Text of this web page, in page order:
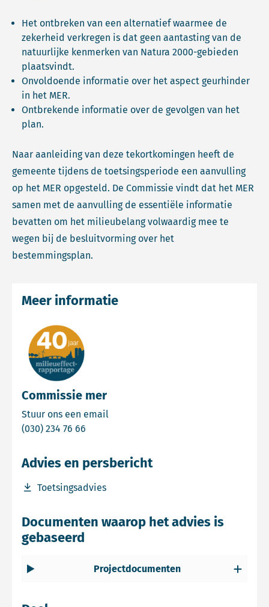
Het ontbreken van een alternatief waarmee de
zekerheid verkregen is dat geen aantasting van de
natuurlijke kenmerken van Natura 2000-gebieden
plaatsvindt.
Onvoldoende informatie over het aspect geurhinder
in het MER.
Ontbrekende informatie over de gevolgen van het
plan.
Naar aanleiding van deze tekortkomingen heeft de
gemeente tijdens de toetsingsperiode een aanvulling
op het MER opgesteld. De Commissie vindt dat het MER
samen met de aanvulling de essentiële informatie
bevatten om het milieubelang volwaardig mee te
wegen bij de besluitvorming over het
bestemmingsplan.
Commissie mer
Stuur ons een email
(030) 234 76 66
Meer informatie
Advies en persbericht
Toetsingsadvies
Download bestand Toetsingsadvies
Documenten waarop het advies is
gebaseerd
Projectdocumenten